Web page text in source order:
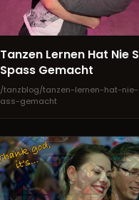
Tanzen Lernen Hat Nie
Spass Gemacht
/tanzblog/tanzen-lernen-hat-
ass-gemacht